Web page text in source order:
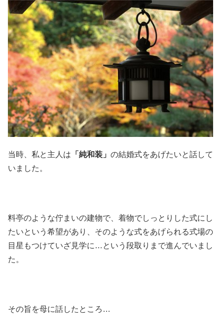
当時、私と主人は 「純和装」 の結婚式をあげたいと話して
いました。
料亭のような佇まいの建物で、着物でしっとりした式にし
たいという希望があり、そのような式をあげられる式場の
目星もつけていざ見学に…という段取りまで進んでいまし
た。
その旨を母に話したところ…